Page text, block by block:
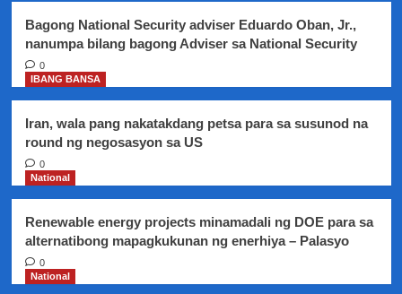
Bagong National Security adviser Eduardo Oban, Jr.,
nanumpa bilang bagong Adviser sa National Security
0
IBANG BANSA
Iran, wala pang nakatakdang petsa para sa susunod na
round ng negosasyon sa US
0
National
Renewable energy projects minamadali ng DOE para sa
alternatibong mapagkukunan ng enerhiya – Palasyo
0
National